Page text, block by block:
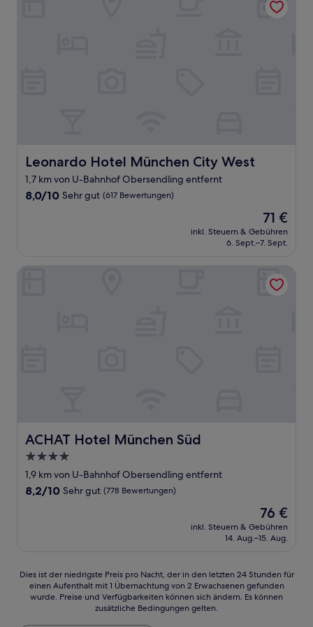
Leonardo Hotel München City West
Leonardo Hotel München City West
1,7 km von U-Bahnhof Obersendling entfernt
8.0
Bewertungen)
8,0/10 Sehr gut (617 Bewertungen)
Der
Preis
beträgt
71 €
inkl. Steuern & Gebühren
6. Sept.–7. Sept.
ACHAT Hotel München Süd
ACHAT Hotel München Süd
4.0-
Sterne-
Unterkunft
1,9 km von U-Bahnhof Obersendling entfernt
8.2
8,2/10 Sehr gut (778 Bewertungen)
Der
Preis
beträgt
76 €
inkl. Steuern & Gebühren
14. Aug.–15. Aug.
Dies
der
Dies ist der niedrigste Preis pro Nacht, der in den letzten 24 Stunden für
einen Aufenthalt mit 1 Übernachtung von 2 Erwachsenen gefunden
wurde. Preise und Verfügbarkeiten können sich ändern. Es können
zusätzliche Bedingungen gelten.